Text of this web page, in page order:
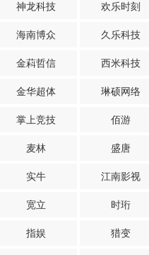
神龙科技 欢乐时刻
海南博众 久乐科技
金萪哲信 西米科技
金华超体 琳硕网络
掌上竞技 佰游
麦林 盛唐
实牛 江南影视
宽立 时珩
指娱 猎变